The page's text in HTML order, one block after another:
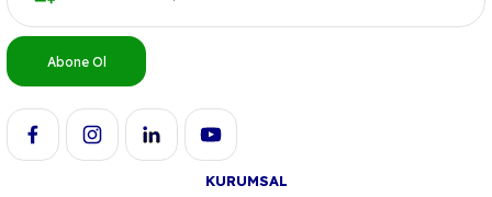
Ürün bilgilerinde hatalar bulunuyor.
Ürün fiyatı diğer sitelerden daha pahalı.
Abone Ol
KURUMSAL